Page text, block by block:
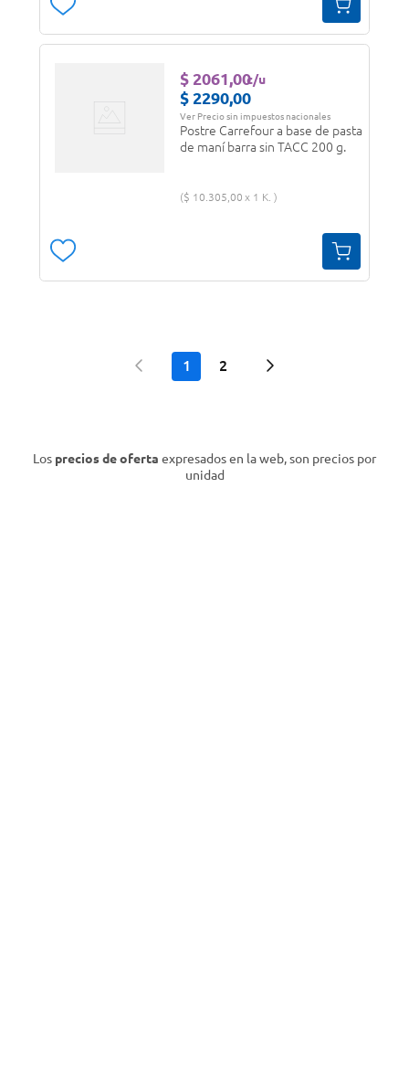
$ 2061,00c/u
$ 2290,00
Ver Precio sin impuestos nacionales
Postre Carrefour a base de pasta
de maní barra sin TACC 200 g.
$ 10 305 ,00 1 K.
1 2
Los precios de oferta expresados en la web, son precios por
unidad